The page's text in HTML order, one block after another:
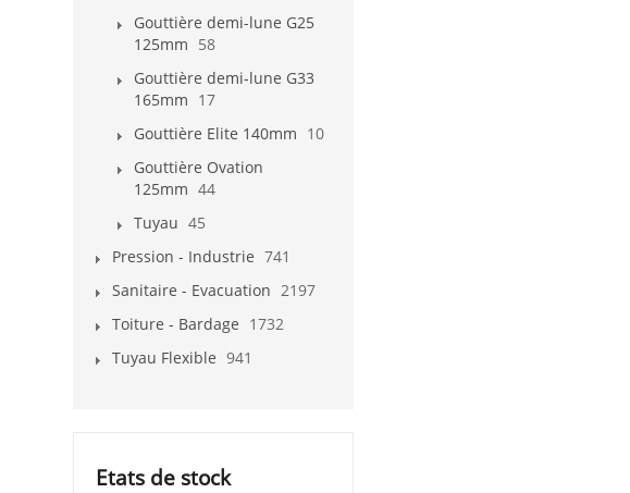
Gouttière demi-lune G25
125mm 58
Gouttière demi-lune G33
165mm 17
Gouttière Elite 140mm 10
Gouttière Ovation
125mm 44
Tuyau 45
Pression - Industrie 741
Sanitaire - Evacuation 2197
Toiture - Bardage 1732
Tuyau Flexible 941
Etats de stock